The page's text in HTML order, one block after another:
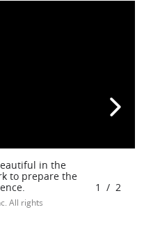
in the
to prepare the
All rights
1 / 2